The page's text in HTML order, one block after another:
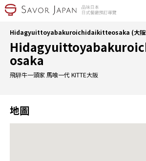
Hidagyuittoyabakuroichidaikitteosaka (大阪
osaka
飛騨牛一頭家 馬喰一代 KITTE大阪
地圖